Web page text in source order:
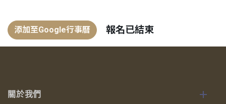
添加至Google行事曆 報名已結束
關於我們